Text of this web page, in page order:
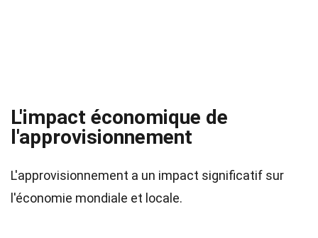
L'impact économique de
l'approvisionnement
L'approvisionnement a un impact significatif sur
l'économie mondiale et locale.